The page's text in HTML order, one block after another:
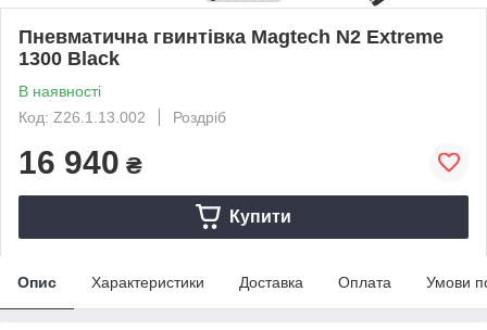
Пневматична гвинтівка Magtech N2 Extreme
1300 Black
В наявності
Код: Z26.1.13.002
Роздріб
16 940 ₴
Купити
Опис Характеристики Доставка Оплата Умови